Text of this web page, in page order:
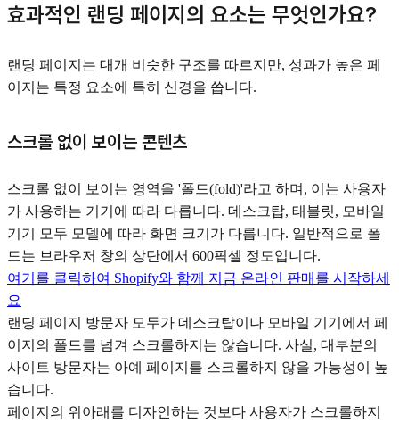
효과적인 랜딩 페이지의 요소는 무엇인가요?
랜딩 페이지는 대개 비슷한 구조를 따르지만, 성과가 높은 페
이지는 특정 요소에 특히 신경을 씁니다.
스크롤 없이 보이는 콘텐츠
스크롤 없이 보이는 영역을 '폴드(fold)'라고 하며, 이는 사용자
가 사용하는 기기에 따라 다릅니다. 데스크탑, 태블릿, 모바일
기기 모두 모델에 따라 화면 크기가 다릅니다. 일반적으로 폴
드는 브라우저 창의 상단에서 600픽셀 정도입니다.
여기를 클릭하여 Shopify와 함께 지금 온라인 판매를 시작하세
요
랜딩 페이지 방문자 모두가 데스크탑이나 모바일 기기에서 페
이지의 폴드를 넘겨 스크롤하지는 않습니다. 사실, 대부분의
사이트 방문자는 아예 페이지를 스크롤하지 않을 가능성이 높
습니다.
페이지의 위아래를 디자인하는 것보다 사용자가 스크롤하지